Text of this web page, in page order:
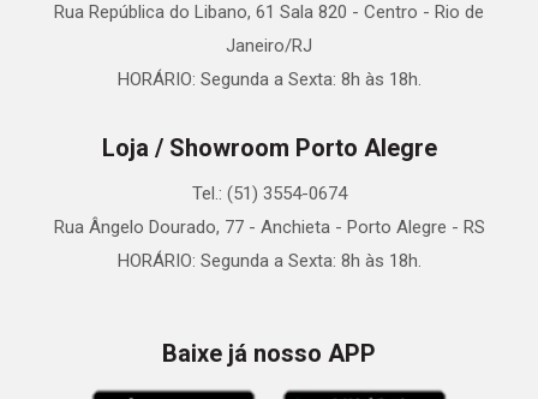
Rua República do Libano, 61 Sala 820 - Centro - Rio de
Janeiro/RJ
HORÁRIO: Segunda a Sexta: 8h às 18h.
Loja / Showroom Porto Alegre
Tel.: (51) 3554-0674
Rua Ângelo Dourado, 77 - Anchieta - Porto Alegre - RS
HORÁRIO: Segunda a Sexta: 8h às 18h.
Baixe já nosso APP